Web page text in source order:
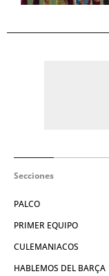
Secciones
PALCO
PRIMER EQUIPO
CULEMANIACOS
HABLEMOS DEL BARÇA